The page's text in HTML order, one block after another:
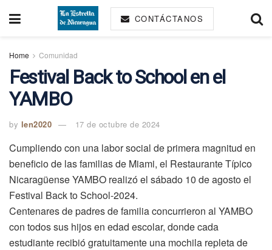
CONTÁCTANOS
Home Comunidad
Festival Back to School en el
YAMBO
by len2020 17 de octubre de 2024
Cumpliendo con una labor social de primera magnitud en
beneficio de las familias de Miami, el Restaurante Típico
Nicaragüense YAMBO realizó el sábado 10 de agosto el
Festival Back to School-2024.
Centenares de padres de familia concurrieron al YAMBO
con todos sus hijos en edad escolar, donde cada
estudiante recibió gratuitamente una mochila repleta de